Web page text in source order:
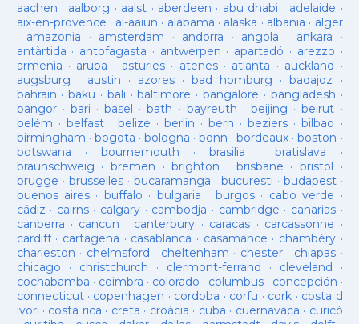
aachen · aalborg · aalst · aberdeen · abu dhabi · adelaide ·
aix-en-provence · al-aaiun · alabama · alaska · albania · alger
· amazonia · amsterdam · andorra · angola · ankara ·
antàrtida · antofagasta · antwerpen · apartadó · arezzo ·
armenia · aruba · asturies· atenes· atlanta · auckland ·
augsburg · austin · azores·bad homburg ·badajoz ·
bahrain ·baku · bali ·baltimore ·bangalore · bangladesh ·
bangor· bari ·basel ·bath · bayreuth ·beijing ·beirut ·
belém · belfast· belize · berlin ·bern ·beziers ·bilbao ·
birmingham · bogota · bologna ·bonn ·bordeaux ·boston ·
botswana · bournemouth ·brasilia ·bratislava ·
braunschweig · bremen ·brighton · brisbane · bristol ·
brugge · brusselles· bucaramanga · bucuresti · budapest·
buenos aires· buffalo · bulgaria · burgos· cabo verde ·
cádiz · cairns· calgary · cambodja · cambridge · canarias·
canberra · cancun · canterbury · caracas · carcassonne ·
cardiff· cartagena · casablanca · casamance · chambéry·
charleston · chelmsford · cheltenham · chester· chiapas ·
chicago · christchurch · clermont-ferrand · cleveland ·
cochabamba · coimbra · colorado · columbus· concepción ·
connecticut· copenhagen · cordoba · corfu · cork · costa d
ivori · costa rica · creta · croàcia · cuba · cuernavaca · curicó